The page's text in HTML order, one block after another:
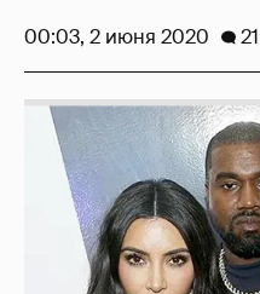
00:03, 2 июня 2020 21